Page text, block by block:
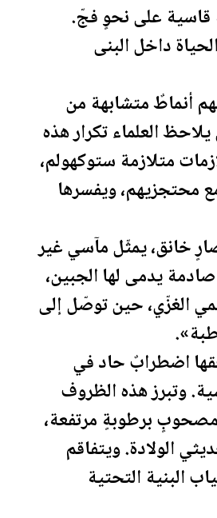
قاسية على نحوٍ فجّ.
داخل البنى
أنماطٌ متشابهة من
العلماء تكرار هذه
متلازمة ستوكهولم،
محتجزيهم، ويفسرها
خانق، يمثّل مآسي غير
يدمى لها الجبين،
الغزّي، حين توصّل إلى
اضطرابٌ حاد في
وتبرز هذه الظروف
برطوبةٍ مرتفعة،
الولادة. ويتفاقم
البنية التحتية